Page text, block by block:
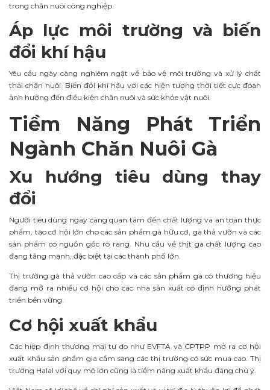
trong chăn nuôi công nghiệp.
Áp lực môi trường và biến
đổi khí hậu
Yêu cầu ngày càng nghiêm ngặt về bảo vệ môi trường và xử lý chất
thải chăn nuôi. Biến đổi khí hậu với các hiện tượng thời tiết cực đoan
ảnh hưởng đến điều kiện chăn nuôi và sức khỏe vật nuôi.
Tiềm Năng Phát Triển
Ngành Chăn Nuôi Gà
Xu hướng tiêu dùng thay
đổi
Người tiêu dùng ngày càng quan tâm đến chất lượng và an toàn thực
phẩm, tạo cơ hội lớn cho các sản phẩm gà hữu cơ, gà thả vườn và các
sản phẩm có nguồn gốc rõ ràng. Nhu cầu về thịt gà chất lượng cao
đang tăng mạnh, đặc biệt tại các thành phố lớn.
Thị trường gà thả vườn cao cấp và các sản phẩm gà có thương hiệu
đang mở ra nhiều cơ hội cho các nhà sản xuất có định hướng phát
triển bền vững.
Cơ hội xuất khẩu
Các hiệp định thương mại tự do như EVFTA và CPTPP mở ra cơ hội
xuất khẩu sản phẩm gia cầm sang các thị trường có sức mua cao. Thị
trường Halal với quy mô lớn cũng là tiềm năng xuất khẩu đáng chú ý.